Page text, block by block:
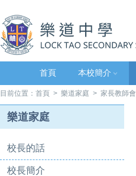
首頁 本校簡介
目前位置： 首頁 > 樂道家庭 > 家長教師會
樂道家庭
校長的話
校長簡介